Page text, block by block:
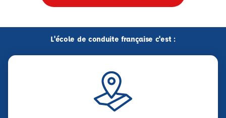
L'école de conduite française c'est :